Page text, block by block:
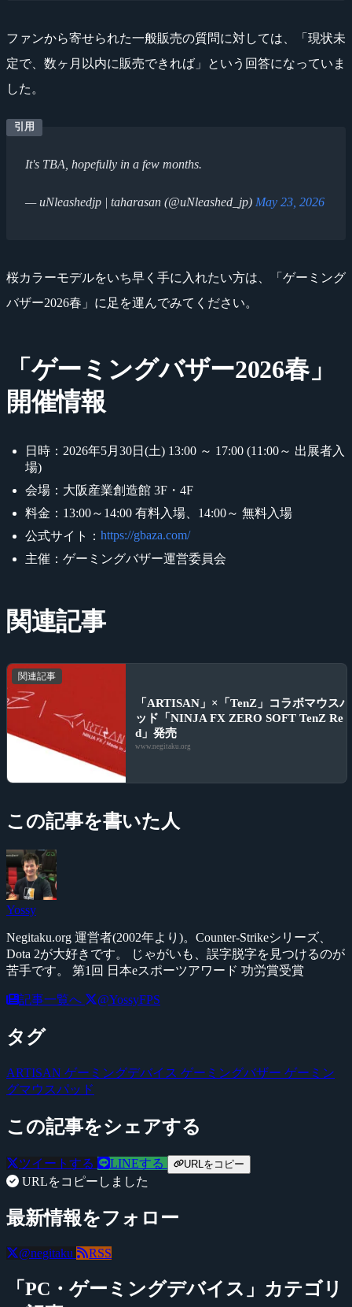
ファンから寄せられた一般販売の質問に対しては、「現状未
定で、数ヶ月以内に販売できれば」という回答になっていま
した。
It's TBA, hopefully in a few months.
— uNleashedjp | taharasan (@uNleashed_jp) May 23, 2026
桜カラーモデルをいち早く手に入れたい方は、「ゲーミング
バザー2026春」に足を運んでみてください。
「ゲーミングバザー2026春」
開催情報
日時：2026年5月30日(土) 13:00 ～ 17:00 (11:00～ 出展者入
場)
会場：大阪産業創造館 3F・4F
料金：13:00～14:00 有料入場、14:00～ 無料入場
公式サイト： https://gbaza.com/
主催：ゲーミングバザー運営委員会
関連記事
関連記事
「ARTISAN」×「TenZ」コラボマウスパ
ッド「NINJA FX ZERO SOFT TenZ Re
d」発売
www.negitaku.org
この記事を書いた人
Yossy
Negitaku.org 運営者(2002年より)。Counter-Strikeシリーズ、
Dota 2が大好きです。 じゃがいも、誤字脱字を見つけるのが
苦手です。 第1回 日本eスポーツアワード 功労賞受賞
記事一覧へ @YossyFPS
タグ
ARTISAN ゲーミングデバイス ゲーミングバザー ゲーミン
グマウスパッド
この記事をシェアする
ツイートする LINEする URLをコピー
URLをコピーしました
最新情報をフォロー
@negitaku RSS
「PC・ゲーミングデバイス」カテゴリ